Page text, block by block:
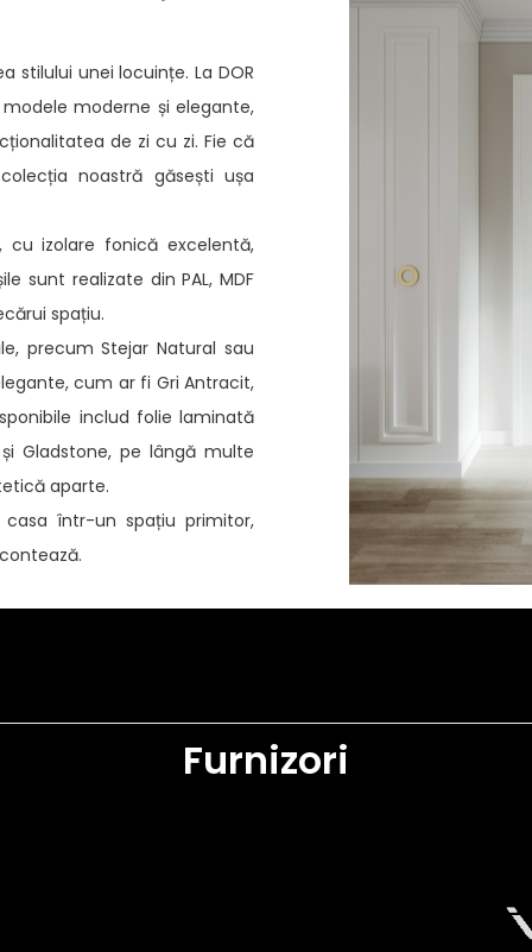
stilului unei locuințe. La DOR
moderne și elegante,
de zi cu zi. Fie că
noastră găsești ușa
cu izolare fonică excelentă,
sunt realizate din PAL, MDF
spațiu.
precum Stejar Natural sau
cum ar fi Gri Antracit,
includ folie laminată
Gladstone, pe lângă multe
aparte.
într-un spațiu primitor,
Furnizori